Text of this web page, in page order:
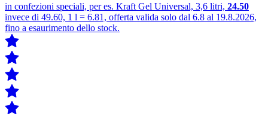
in confezioni speciali, per es. Kraft Gel Universal, 3,6 litri, 24.50
invece di 49.60, 1 l = 6.81, offerta valida solo dal 6.8 al 19.8.2026,
fino a esaurimento dello stock.